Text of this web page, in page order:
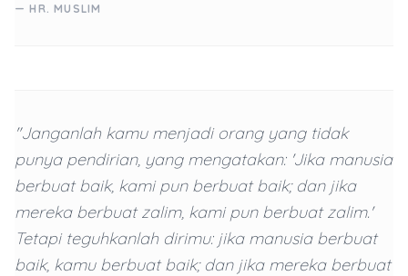
— HR. MUSLIM
"Janganlah kamu menjadi orang yang tidak
punya pendirian, yang mengatakan: 'Jika manusia
berbuat baik, kami pun berbuat baik; dan jika
mereka berbuat zalim, kami pun berbuat zalim.'
Tetapi teguhkanlah dirimu: jika manusia berbuat
baik, kamu berbuat baik; dan jika mereka berbuat